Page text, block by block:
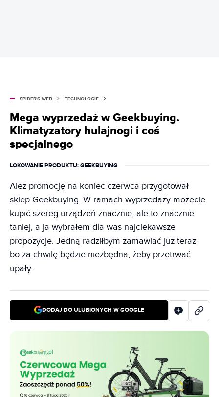
SPIDER'S WEB TECHNOLOGIE
Mega wyprzedaż w Geekbuying.
Klimatyzatory hulajnogi i coś
specjalnego
LOKOWANIE PRODUKTU: GEEKBUYING
Ależ promocję na koniec czerwca przygotował
sklep Geekbuying. W ramach wyprzedaży możecie
kupić szereg urządzeń znacznie, ale to znacznie
taniej, a ja wybrałem dla was najciekawsze
propozycje. Jedną radziłbym zamawiać już teraz,
bo za chwilę będzie niezbędna, żeby przetrwać
upały.
DODAJ DO ULUBIONYCH W GOOGLE